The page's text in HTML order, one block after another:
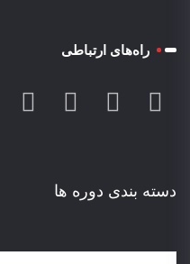
راه‌های ارتباطی
دسته بندی دوره ها